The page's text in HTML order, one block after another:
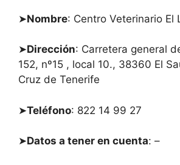
➤Nombre: Centro Veterinario El
➤Dirección: Carretera general
152, nº15 , local 10., 38360 El
Cruz de Tenerife
➤Teléfono: 822 14 99 27
➤Datos a tener en cuenta: –